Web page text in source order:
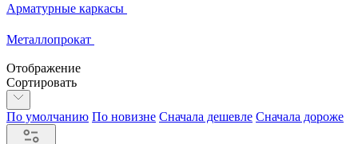
Арматурные каркасы
Металлопрокат
Отображение
Сортировать
По умолчанию По новизне Сначала дешевле Сначала дороже